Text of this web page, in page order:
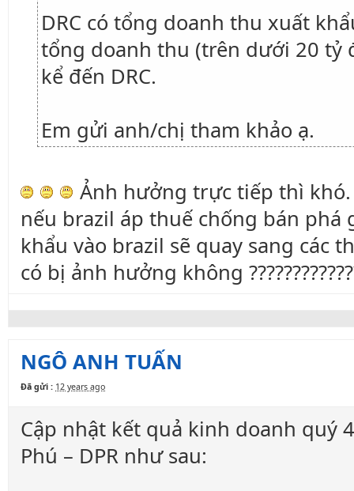
DRC có tổng doanh thu xuất
tổng doanh thu (trên dưới 20 tỷ
kể đến DRC.
Em gửi anh/chị tham khảo ạ.
Ảnh hưởng trực tiếp thì
nếu brazil áp thuế chống bán phá
khẩu vào brazil sẽ quay sang các
có bị ảnh hưởng không
NGÔ ANH TUẤN
Đã gửi : 12 years ago
Cập nhật kết quả kinh doanh quý
Phú – DPR như sau: